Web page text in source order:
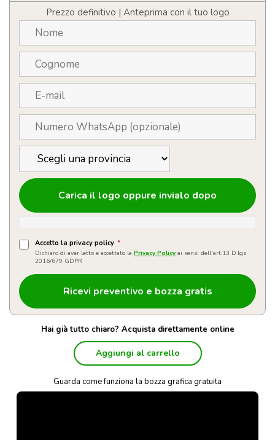
personalizzabile
quantitàPrezzo definitivo | Anteprima con il tuo logo
Carica il logo oppure invialo dopo
Accetto la privacy policy *
Dichiaro di aver letto e accettato la Privacy Policy ai sensi dell'art.13 D.lgs
2016/679 GDPR
Hai già tutto chiaro? Acquista direttamente online
Aggiungi al carrello
Guarda come funziona la bozza grafica gratuita